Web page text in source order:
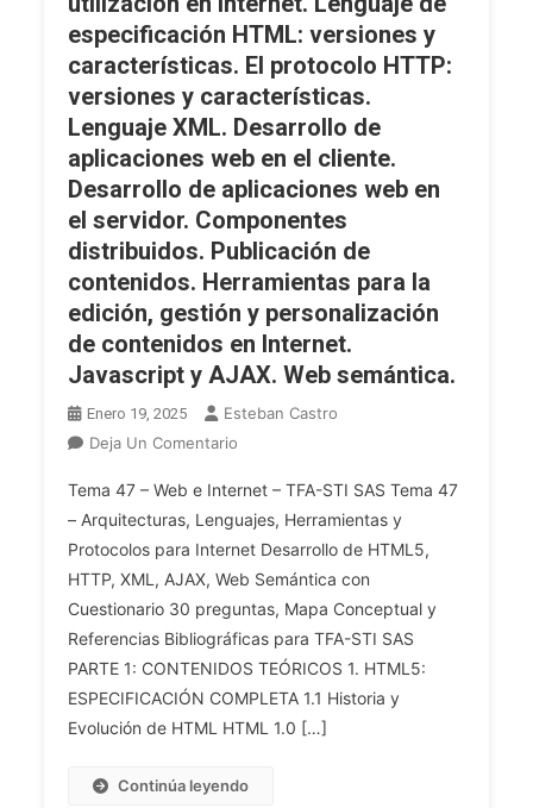
Herramientas
Y
Protocolos
Para
Utilización
En
Internet.
Intranets
Y
Extranets.
Usabilidad.
especificación HTML: versiones y
características. El protocolo HTTP:
versiones y características.
Lenguaje XML. Desarrollo de
aplicaciones web en el cliente.
Desarrollo de aplicaciones web en
el servidor. Componentes
distribuidos. Publicación de
contenidos. Herramientas para la
edición, gestión y personalización
de contenidos en Internet.
Javascript y AJAX. Web semántica.
Enero 19, 2025
Esteban Castro
Deja Un Comentario
2025
TFA
INF.
Tema
47.
Arquitecturas,
Lenguajes,
Herramientas
Protocolos
Utilización
Tema 47 – Web e Internet – TFA-STI SAS Tema 47
– Arquitecturas, Lenguajes, Herramientas y
Protocolos para Internet Desarrollo de HTML5,
HTTP, XML, AJAX, Web Semántica con
Cuestionario 30 preguntas, Mapa Conceptual y
Referencias Bibliográficas para TFA-STI SAS
PARTE 1: CONTENIDOS TEÓRICOS 1. HTML5:
ESPECIFICACIÓN COMPLETA 1.1 Historia y
Evolución de HTML HTML 1.0 […]
Continúa leyendo